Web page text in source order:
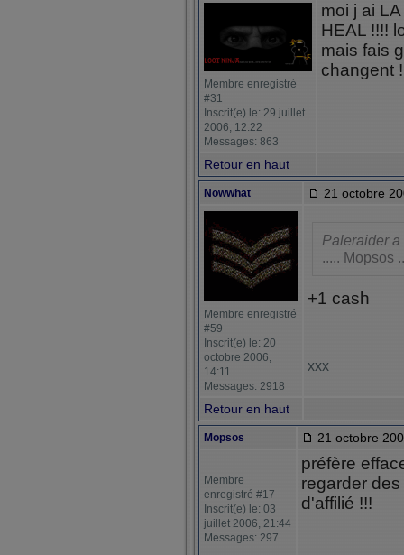
Membre enregistré
#31
Inscrit(e) le: 29 juillet
2006, 12:22
Messages: 863
moi j ai
HEAL !!!!
mais fais
changent
Retour en haut
Nowwhat 21 octobre
Membre enregistré
#59
Inscrit(e) le: 20
octobre 2006,
14:11
Messages: 2918
Paleraider a
..... Mopsos
+1 cash
xxx
Retour en haut
Mopsos 21 octobre
Membre
enregistré #17
Inscrit(e) le: 03
juillet 2006, 21:44
Messages: 297
préfère
regarder
d'affilié !!!